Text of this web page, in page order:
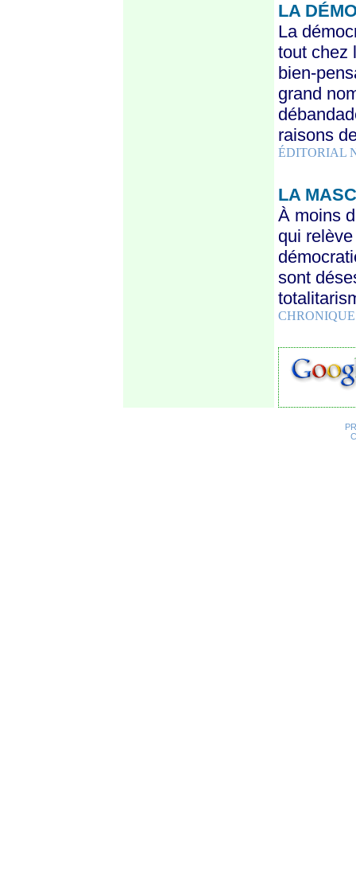
LA
La
tout chez
bien-
grand
raisons
ÉDITORIAL
LA
À moins
qui
sont